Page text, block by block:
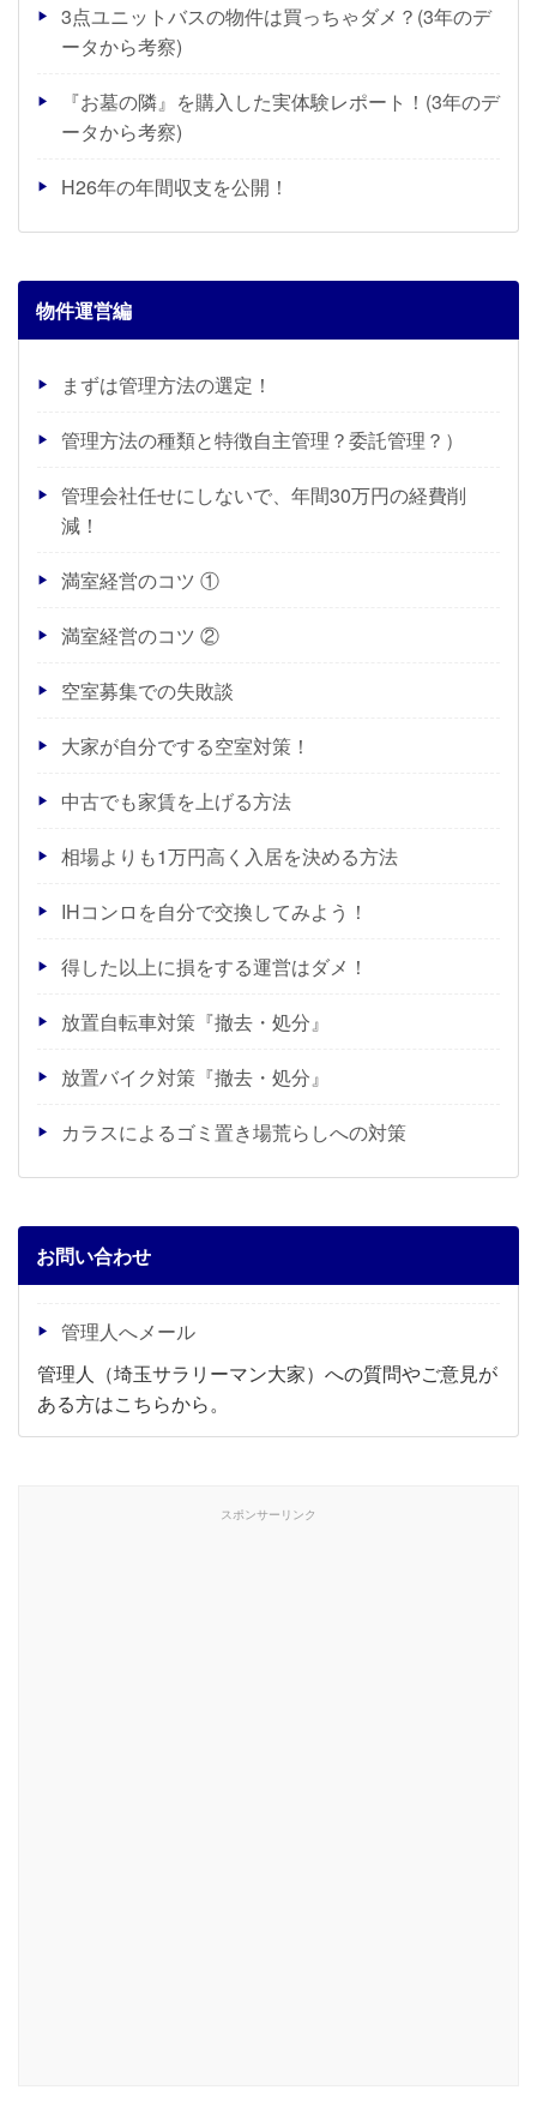
3点ユニットバスの物件は買っちゃダメ？(3年のデ
ータから考察)
『お墓の隣』を購入した実体験レポート！(3年のデ
ータから考察)
H26年の年間収支を公開！
物件運営編
まずは管理方法の選定！
管理方法の種類と特徴自主管理？委託管理？）
管理会社任せにしないで、年間30万円の経費削
減！
満室経営のコツ ①
満室経営のコツ ②
空室募集での失敗談
大家が自分でする空室対策！
中古でも家賃を上げる方法
相場よりも1万円高く入居を決める方法
IHコンロを自分で交換してみよう！
得した以上に損をする運営はダメ！
放置自転車対策『撤去・処分』
放置バイク対策『撤去・処分』
カラスによるゴミ置き場荒らしへの対策
お問い合わせ
管理人へメール
管理人（埼玉サラリーマン大家）への質問やご意見が
ある方はこちらから。
スポンサーリンク